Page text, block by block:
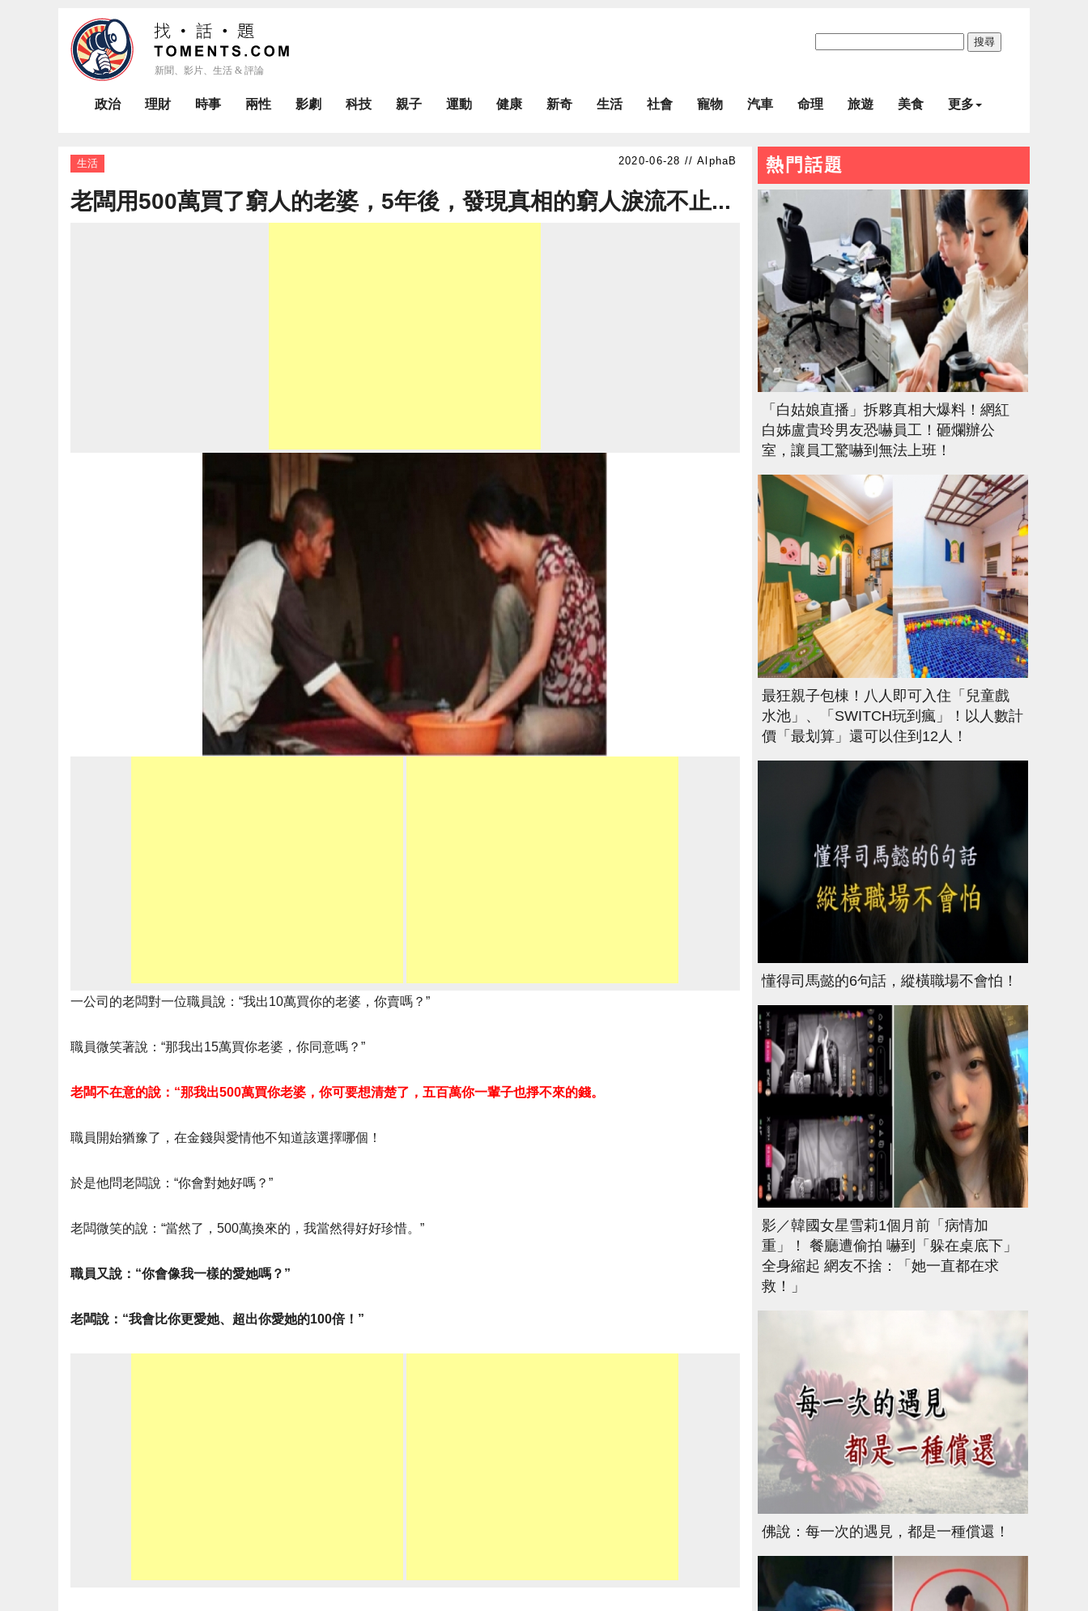
搜尋
政治 理財 時事 兩性 影劇 科技 親子 運動 健康 新奇 生活 社會 寵物 汽車 命理 旅遊 美食 更多
生活 AlphaB
老闆用500萬買了窮人的老婆，5年後，發現真相的窮人淚流不止...
一公司的老闆對一位職員說：“我出10萬買你的老婆，你賣嗎？”
職員微笑著說：“那我出15萬買你老婆，你同意嗎？”
老闆不在意的說：“那我出500萬買你老婆，你可要想清楚了，五百萬你一輩子也掙不來的錢。
職員開始猶豫了，在金錢與愛情他不知道該選擇哪個！
於是他問老闆說：“你會對她好嗎？”
老闆微笑的說：“當然了，500萬換來的，我當然得好好珍惜。”
職員又說：“你會像我一樣的愛她嗎？”
老闆說：“我會比你更愛她、超出你愛她的100倍！”
熱門話題
「白姑娘直播」拆夥真相大爆料！網紅
白姊盧貴玲男友恐嚇員工！砸爛辦公
室，讓員工驚嚇到無法上班！
最狂親子包棟！八人即可入住「兒童戲
水池」、「SWITCH玩到瘋」！以人數計
價「最划算」還可以住到12人！
懂得司馬懿的6句話，縱橫職場不會怕！
影／韓國女星雪莉1個月前「病情加
重」！ 餐廳遭偷拍 嚇到「躲在桌底下」
全身縮起 網友不捨：「她一直都在求
救！」
佛說：每一次的遇見，都是一種償還！